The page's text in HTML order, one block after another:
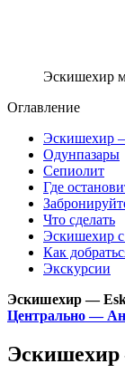
Эскишехир
Оглавление
Эскишехир
Одунпазары
Сепиолит
Где
Что cделать
Эскишехир с
Как
Экскурсии
Эскишехир —
Центрально —
Эскишехир